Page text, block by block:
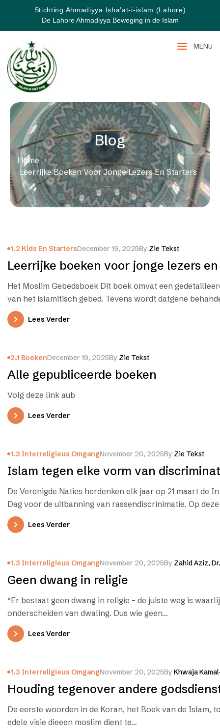
Stichting Ahmadiyya Isha’at-i-islam (Lahore)
De Lahore Ahmadiyya Beweging in de Islam
MENU
Blog
Home
Leerrijke Boeken Voor Jonge Lezers En Starters
1.2 Kids En StartersDecember 19, 2025By Zie Tekst
Leerrijke boeken voor jonge lezers
Het Moslim Gebedsboek Dit boek omvat een
van het islamitisch gebed. Tevens wordt datgene
dient…
Lees Verder
2.1 BoekenDecember 19, 2025By Zie Tekst
Alle gepubliceerde boeken
Volg deze link aub
Lees Verder
1.3 Interreligieus OmgangNovember 20, 2025By Zie Tekst
Islam tegen elke vorm van
De Verenigde Naties herdenken elk jaar op 21 maart de
Dag voor de uitbanning van rassendiscrinimatie. Op
Lees Verder
1.3 Interreligieus OmgangNovember 20, 2025By Zahid Aziz, Dr.
Geen dwang in religie
“Er bestaat geen dwang in religie – de juiste weg is
onderscheiden van dwaling. Dus wie geen…
Lees Verder
1.3 Interreligieus OmgangNovember 20, 2025By Khwaja
Houding tegenover andere
De eerste woorden in de Koran, het Boek van de Islam,
edele visie dieeen moslim dient te…